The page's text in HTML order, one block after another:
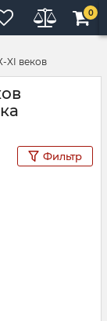
0
XI веков
Фильтр